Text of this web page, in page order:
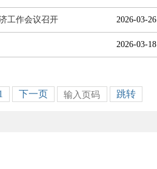
工作会议召开 2026-03-26
2026-03-18
下一页 跳转